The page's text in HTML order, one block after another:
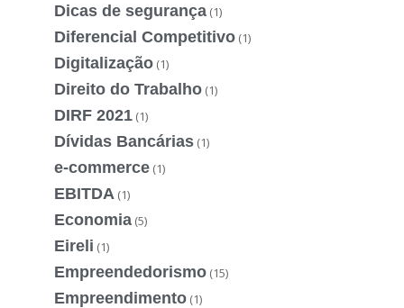
Dicas de segurança (1)
Diferencial Competitivo (1)
Digitalização (1)
Direito do Trabalho (1)
DIRF 2021 (1)
Dívidas Bancárias (1)
e-commerce (1)
EBITDA (1)
Economia (5)
Eireli (1)
Empreendedorismo (15)
Empreendimento (1)